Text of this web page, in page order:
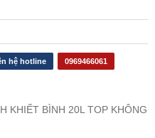
hệ hotline 0969466061
KHIẾT BÌNH 20L TOP KHÔNG